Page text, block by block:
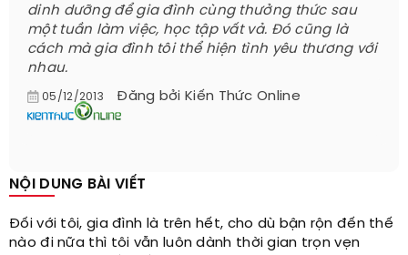
dinh dưỡng để gia đình cùng thưởng thức sau
một tuần làm việc, học tập vất vả. Đó cũng là
cách mà gia đình tôi thể hiện tình yêu thương với
nhau.
05/12/2013 Đăng bởi Kiến Thức Online
NỘI DUNG BÀI VIẾT
Đối với tôi, gia đình là trên hết, cho dù bận rộn đến thế
nào đi nữa thì tôi vẫn luôn dành thời gian trọn vẹn